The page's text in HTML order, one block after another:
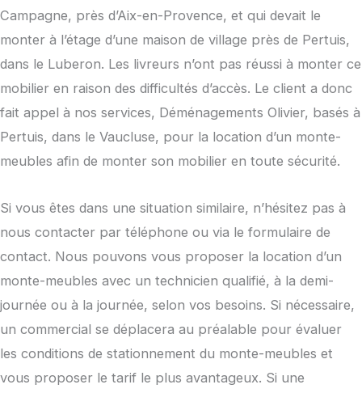
Campagne, près d’Aix-en-Provence, et qui devait le
monter à l’étage d’une maison de village près de Pertuis,
dans le Luberon. Les livreurs n’ont pas réussi à monter ce
mobilier en raison des difficultés d’accès. Le client a donc
fait appel à nos services, Déménagements Olivier, basés à
Pertuis, dans le Vaucluse, pour la location d’un monte-
meubles afin de monter son mobilier en toute sécurité.
Si vous êtes dans une situation similaire, n’hésitez pas à
nous contacter par téléphone ou via le formulaire de
contact. Nous pouvons vous proposer la location d’un
monte-meubles avec un technicien qualifié, à la demi-
journée ou à la journée, selon vos besoins. Si nécessaire,
un commercial se déplacera au préalable pour évaluer
les conditions de stationnement du monte-meubles et
vous proposer le tarif le plus avantageux. Si une